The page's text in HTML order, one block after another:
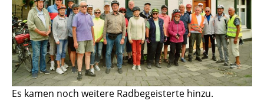
Es kamen noch weitere Radbegeisterte hinzu.